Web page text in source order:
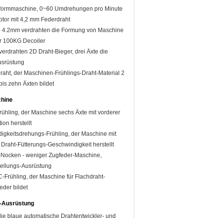
0~60 Umdrehungen pro Minute
mit 4,2 mm Federdraht
4.2mm verdrahten die Formung von Maschine
100KG Decoiler
2D Draht-Bieger, drei Äxte die
der Maschinen-Frühlings-Draht-Material 2
zehn Äxten bildet
der Maschine sechs Äxte mit vorderer
herstellt
Frühling, der Maschine mit
Fütterungs-Geschwindigkeit herstellt
- weniger Zugfeder-Maschine,
Ausrüstung
Frühling, der Maschine für Flachdraht-
bildet
Ausrüstung
blaue automatische Drahtentwickler- und